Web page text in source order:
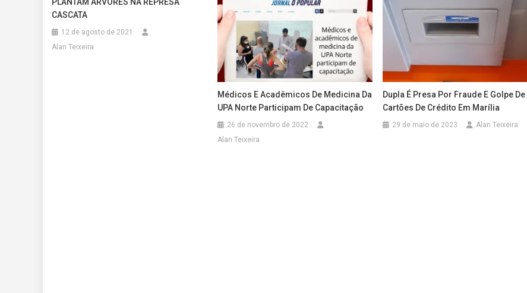
CASCATA
12 de agosto de 2021
Alan Teixeira
Médicos E Acadêmicos De Medicina Da
UPA Norte Participam De Capacitação
26 de novembro de 2022
Alan Teixeira
Dupla É Presa Por Fraude E Golpe De
Cartões De Crédito Em Marília
29 de maio de 2023 Alan Teixeira